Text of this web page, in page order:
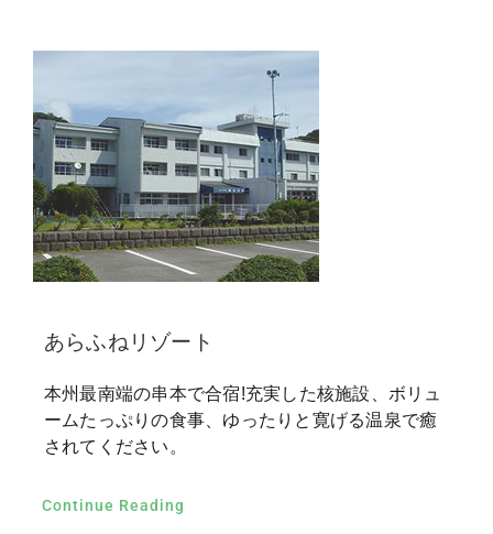
あらふねリゾート
本州最南端の串本で合宿!充実した核施設、ボリュ
ームたっぷりの食事、ゆったりと寛げる温泉で癒
されてください。
Continue Reading